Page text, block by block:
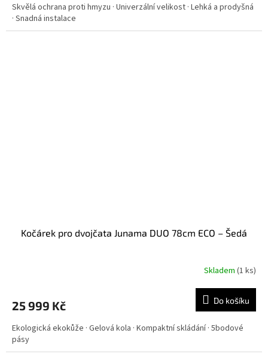
Skvělá ochrana proti hmyzu · Univerzální velikost · Lehká a prodyšná
· Snadná instalace
Kočárek pro dvojčata Junama DUO 78cm ECO – Šedá
Skladem (1 ks)
25 999 Kč Do košíku
Ekologická ekokůže · Gelová kola · Kompaktní skládání · 5bodové
pásy